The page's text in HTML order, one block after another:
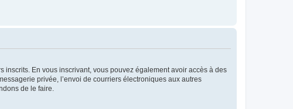
inscrits. En vous inscrivant, vous pouvez également avoir accès à des
privée, l’envoi de courriers électroniques aux autres
de le faire.